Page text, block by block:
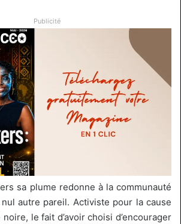
Publicité
sa plume redonne à la communauté
autre pareil. Activiste pour la cause
le fait d’avoir choisi d’encourager